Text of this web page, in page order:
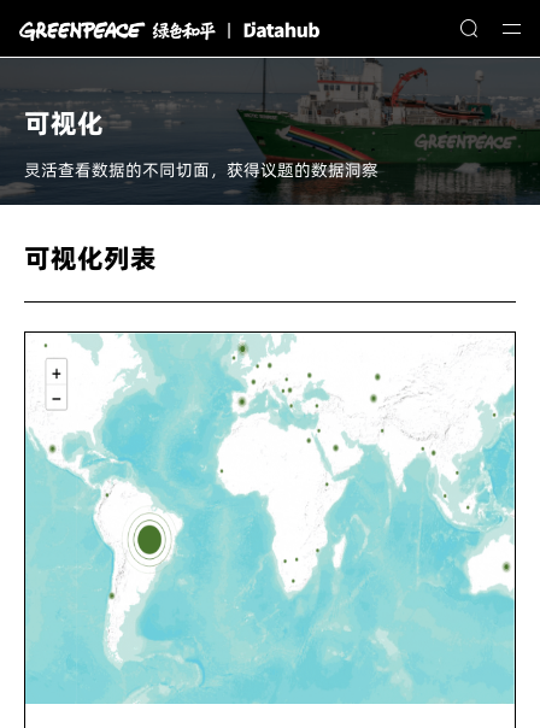
可视化
灵活查看数据的不同切面，获得议题的数据洞察
可视化列表